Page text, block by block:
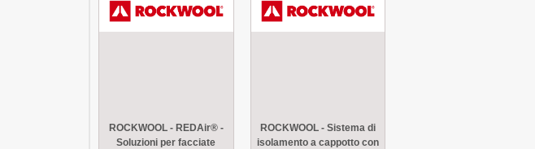
ROCKWOOL - REDAir® -
Soluzioni per facciate
ROCKWOOL - Sistema di
isolamento a cappotto con